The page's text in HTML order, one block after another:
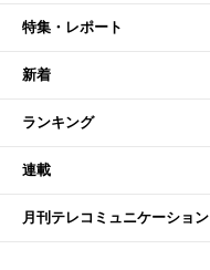
特集・レポート
新着
ランキング
連載
月刊テレコミュニケーション